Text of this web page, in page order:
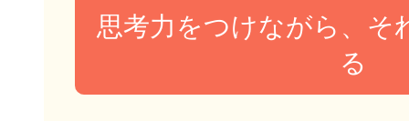
思考力をつけながら、そ
る